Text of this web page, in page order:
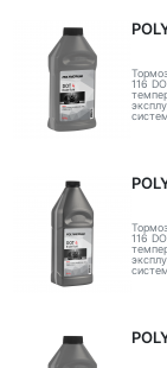
116
116